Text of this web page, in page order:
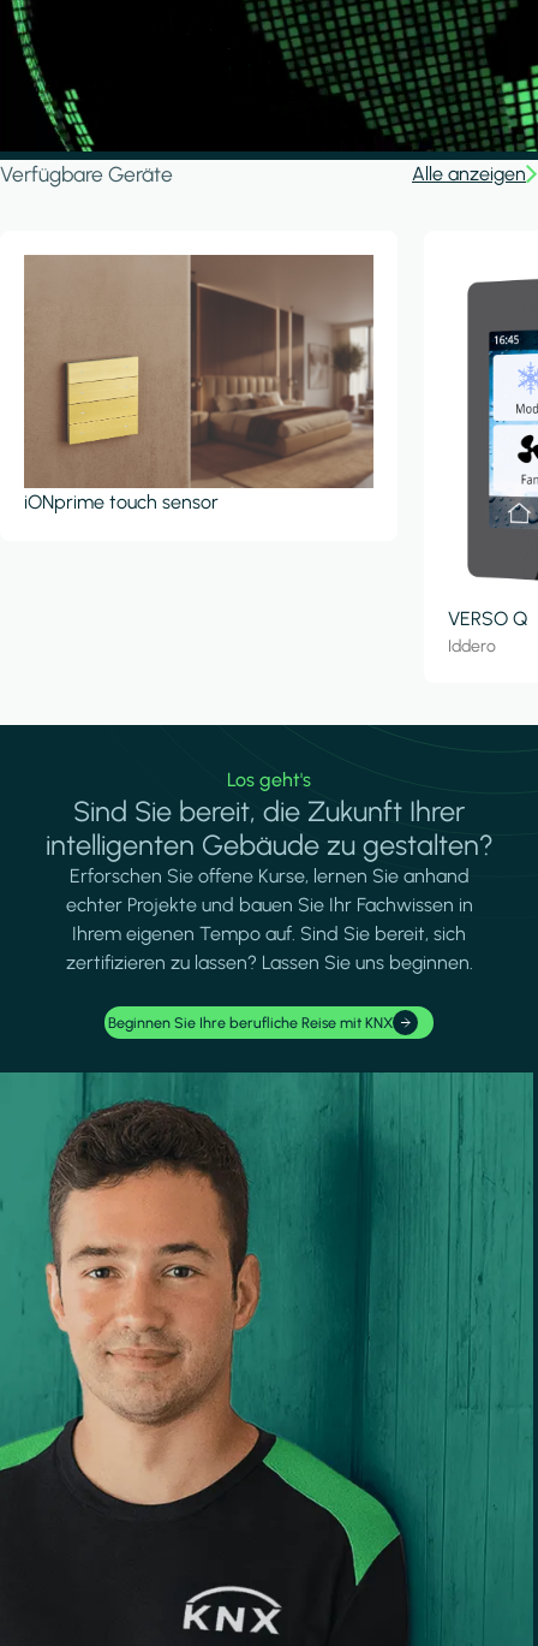
Verfügbare Geräte Alle anzeigen
iONprime touch sensor
VERSO Q
Iddero
Los geht's
Sind Sie bereit, die Zukunft Ihrer
intelligenten Gebäude zu gestalten?
Erforschen Sie offene Kurse, lernen Sie anhand
echter Projekte und bauen Sie Ihr Fachwissen in
Ihrem eigenen Tempo auf. Sind Sie bereit, sich
zertifizieren zu lassen? Lassen Sie uns beginnen.
Beginnen Sie Ihre berufliche Reise mit KNX